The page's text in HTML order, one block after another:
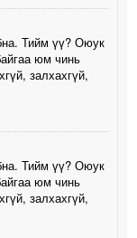
Тийм үү? Оюук
юм чинь
залхахгүй,
Тийм үү? Оюук
юм чинь
залхахгүй,